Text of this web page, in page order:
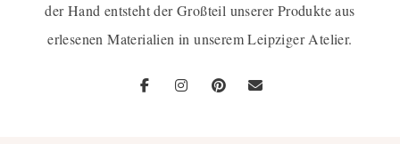
der Hand entsteht der Großteil unserer Produkte aus
erlesenen Materialien in unserem Leipziger Atelier.